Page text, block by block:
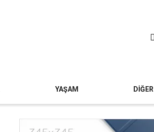
YAŞAM DİĞER